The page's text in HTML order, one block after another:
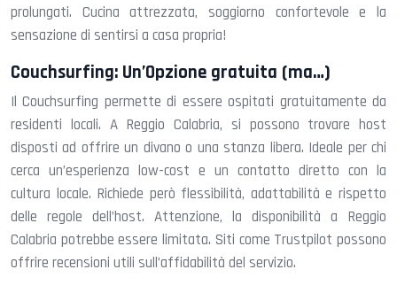
prolungati. Cucina attrezzata, soggiorno confortevole e la
sensazione di sentirsi a casa propria!
Couchsurfing: Un’Opzione gratuita (ma…)
Il Couchsurfing permette di essere ospitati gratuitamente da
residenti locali. A Reggio Calabria, si possono trovare host
disposti ad offrire un divano o una stanza libera. Ideale per chi
cerca un’esperienza low-cost e un contatto diretto con la
cultura locale. Richiede però flessibilità, adattabilità e rispetto
delle regole dell’host. Attenzione, la disponibilità a Reggio
Calabria potrebbe essere limitata. Siti come Trustpilot possono
offrire recensioni utili sull’affidabilità del servizio.